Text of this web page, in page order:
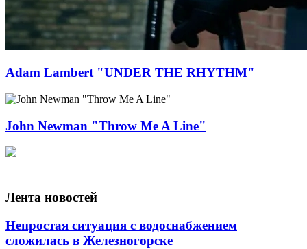
Adam Lambert "UNDER THE RHYTHM"
John Newman "Throw Me A Line"
Лента новостей
Непростая ситуация с водоснабжением
сложилась в Железногорске